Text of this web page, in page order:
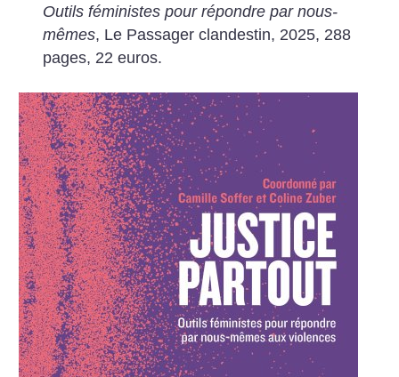
Outils féministes pour répondre par nous-
mêmes, Le Passager clandestin, 2025, 288
pages, 22 euros.